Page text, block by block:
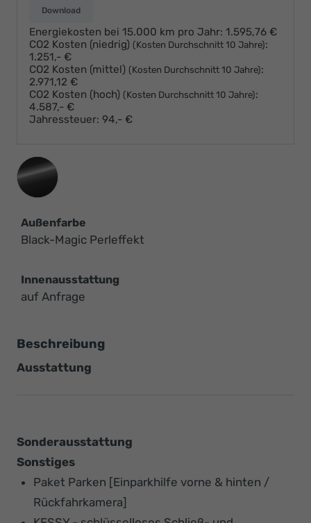
Download
Energiekosten bei 15.000 km pro Jahr: 1.595,76 €
CO2 Kosten (niedrig) (Kosten Durchschnitt 10 Jahre):
1.251,- €
CO2 Kosten (mittel) (Kosten Durchschnitt 10 Jahre):
2.971,12 €
CO2 Kosten (hoch) (Kosten Durchschnitt 10 Jahre):
4.587,- €
Jahressteuer: 94,- €
Außenfarbe
Black-Magic Perleffekt
Innenausstattung
auf Anfrage
Beschreibung
Ausstattung
Sonderausstattung
Sonstiges
Paket Parken [Einparkhilfe vorne & hinten /
Rückfahrkamera]